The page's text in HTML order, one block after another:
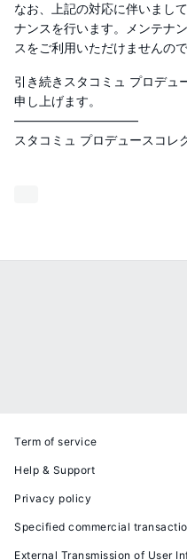
なお、上記の対応に伴いまし
ナンスを行います。メンテナ
スをご利用いただけませんの
引き続きスタコミュ プロデュ
申し上げます。
――――――――――
スタコミュ プロデュースコレ
Term of service
Help & Support
Privacy policy
Specified commercial
External Transmission of User